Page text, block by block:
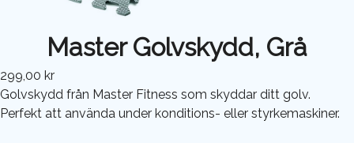
Master Golvskydd, Grå
299,00 kr
Golvskydd från Master Fitness som skyddar ditt golv.
Perfekt att använda under konditions- eller styrkemaskiner.